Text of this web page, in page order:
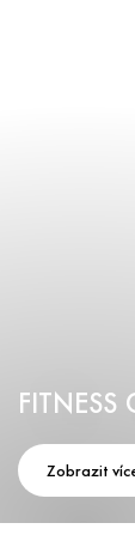
FITNESS
Zobrazit